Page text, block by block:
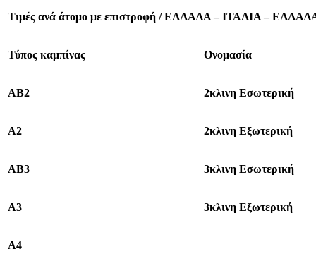
Τιμές ανά άτομο με επιστροφή / ΕΛΛΑΔΑ – ΙΤΑΛΙΑ –
Τύπος καμπίνας Ονομασία
ΑΒ2 2κλινη Εσωτερική
Α2 2κλινη Εξωτερική
ΑΒ3 3κλινη Εσωτερική
Α3 3κλινη Εξωτερική
Α4